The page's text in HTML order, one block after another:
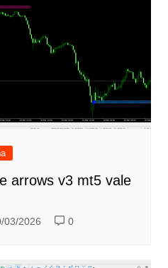
arrows v3 mt5 vale
03/2026 0